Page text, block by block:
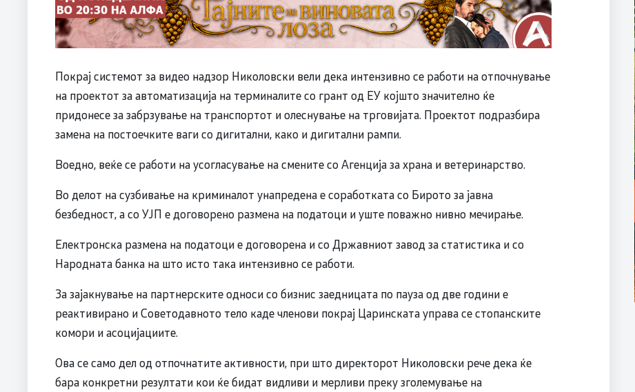
Покрај системот за видео надзор Николовски вели дека интензивно се работи на отпочнување
на проектот за автоматизација на терминалите со грант од ЕУ којшто значително ќе
придонесе за забрзување на транспортот и олеснување на трговијата. Проектот подразбира
замена на постоечките ваги со дигитални, како и дигитални рампи.
Воедно, веќе се работи на усогласување на смените со Агенција за храна и ветеринарство.
Во делот на сузбивање на криминалот унапредена е соработката со Бирото за јавна
безбедност, а со УЈП е договорено размена на податоци и уште поважно нивно мечирање.
Електронска размена на податоци е договорена и со Државниот завод за статистика и со
Народната банка на што исто така интензивно се работи.
За зајакнување на партнерските односи со бизнис заедницата по пауза од две години е
реактивирано и Советодавното тело каде членови покрај Царинската управа се стопанските
комори и асоцијациите.
Ова се само дел од отпочнатите активности, при што директорот Николовски рече дека ќе
бара конкретни резултати кои ќе бидат видливи и мерливи преку зголемување на